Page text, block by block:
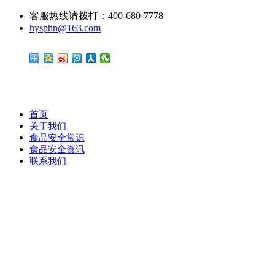
客服热线请拨打：400-680-7778
hysphn@163.com
首页
关于我们
食品安全常识
食品安全资讯
联系我们